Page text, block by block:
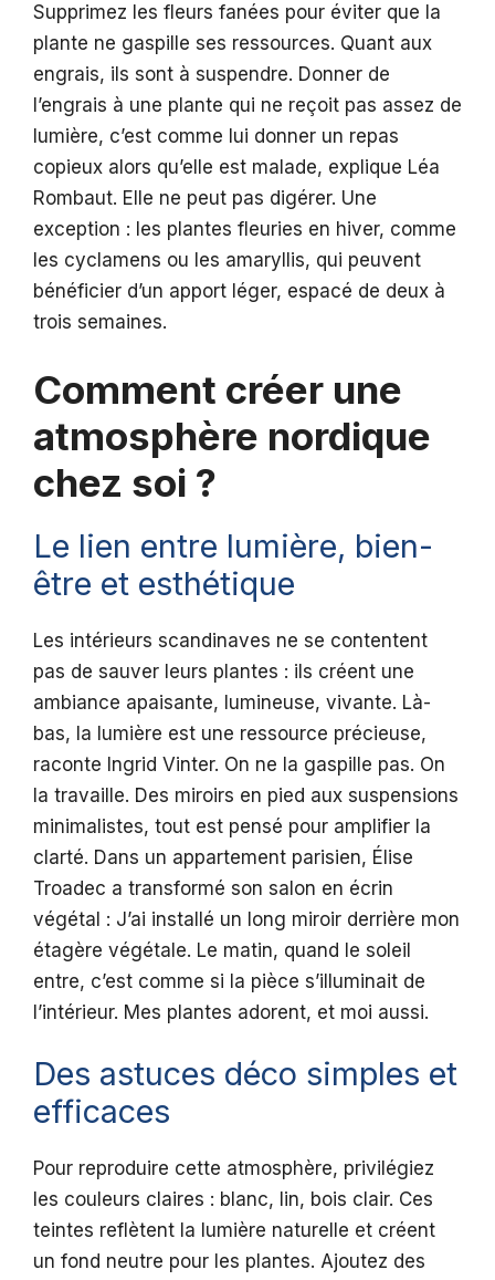
Supprimez les fleurs fanées pour éviter que la
plante ne gaspille ses ressources. Quant aux
engrais, ils sont à suspendre. Donner de
l’engrais à une plante qui ne reçoit pas assez de
lumière, c’est comme lui donner un repas
copieux alors qu’elle est malade, explique Léa
Rombaut. Elle ne peut pas digérer. Une
exception : les plantes fleuries en hiver, comme
les cyclamens ou les amaryllis, qui peuvent
bénéficier d’un apport léger, espacé de deux à
trois semaines.
Comment créer une
atmosphère nordique
chez soi ?
Le lien entre lumière, bien-
être et esthétique
Les intérieurs scandinaves ne se contentent
pas de sauver leurs plantes : ils créent une
ambiance apaisante, lumineuse, vivante. Là-
bas, la lumière est une ressource précieuse,
raconte Ingrid Vinter. On ne la gaspille pas. On
la travaille. Des miroirs en pied aux suspensions
minimalistes, tout est pensé pour amplifier la
clarté. Dans un appartement parisien, Élise
Troadec a transformé son salon en écrin
végétal : J’ai installé un long miroir derrière mon
étagère végétale. Le matin, quand le soleil
entre, c’est comme si la pièce s’illuminait de
l’intérieur. Mes plantes adorent, et moi aussi.
Des astuces déco simples et
efficaces
Pour reproduire cette atmosphère, privilégiez
les couleurs claires : blanc, lin, bois clair. Ces
teintes reflètent la lumière naturelle et créent
un fond neutre pour les plantes. Ajoutez des